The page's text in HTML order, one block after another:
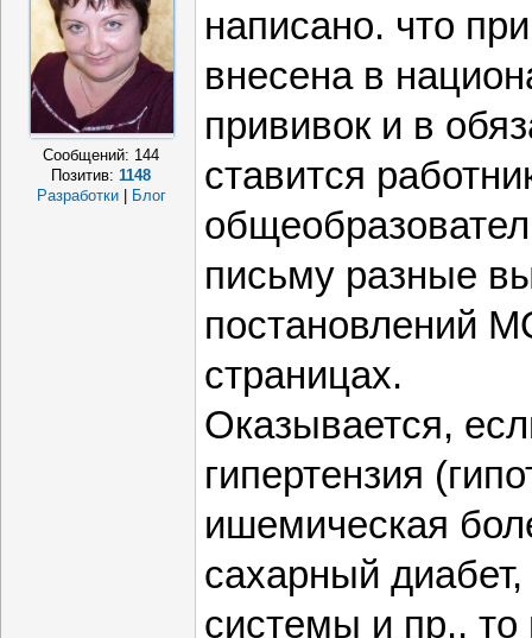
Сообщений: 144
Позитив:1148
Разработки
Блог
написано. что
внесена в
прививок и в
ставится
письму разные
постановлений
страницах.
Оказывается,
гипертензия
ишемическая
сахарный
системы и пр., то